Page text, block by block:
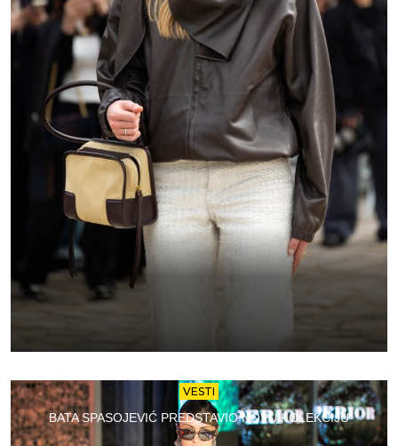
VESTI
BATA SPASOJEVIĆ PREDSTAVIO NOVU KOLEKCIJU